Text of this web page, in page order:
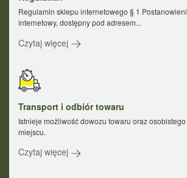
Regulamin sklepu internetowego § 1
internetowy, dostępny pod adresem...
Czytaj więcej
Transport i odbiór towaru
Istnieje możliwość dowozu towaru oraz
miejscu.
Czytaj więcej